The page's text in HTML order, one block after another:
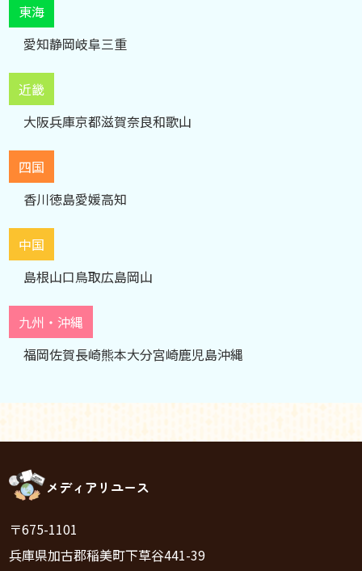
東海
愛知静岡岐阜三重
近畿
大阪兵庫京都滋賀奈良和歌山
四国
香川徳島愛媛高知
中国
島根山口鳥取広島岡山
九州・沖縄
福岡佐賀長崎熊本大分宮崎鹿児島沖縄
メディアリユース
〒675-1101
兵庫県加古郡稲美町下草谷441-39